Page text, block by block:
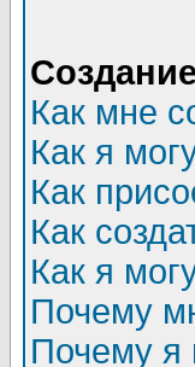
Как мне
Как я
Как
Как
Как я
Почему
Почему я